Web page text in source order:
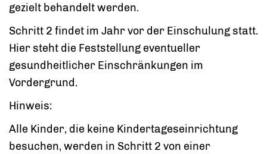
gezielt behandelt werden.
Schritt 2 findet im Jahr vor der Einschulung statt.
Hier steht die Feststellung eventueller
gesundheitlicher Einschränkungen im
Vordergrund.
Hinweis:
Alle Kinder, die keine Kindertageseinrichtung
besuchen, werden in Schritt 2 von einer